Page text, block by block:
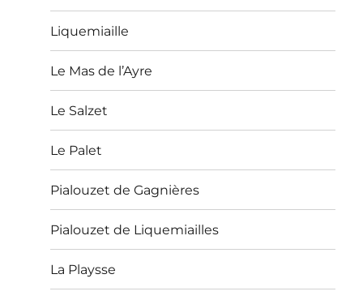
Liquemiaille
Le Mas de l’Ayre
Le Salzet
Le Palet
Pialouzet de Gagnières
Pialouzet de Liquemiailles
La Playsse